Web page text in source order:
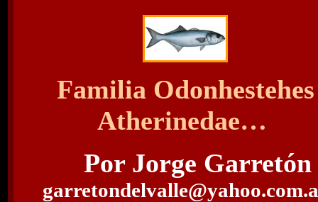
Familia Odonhestehes
Atherinedae…
Por Jorge Garretón